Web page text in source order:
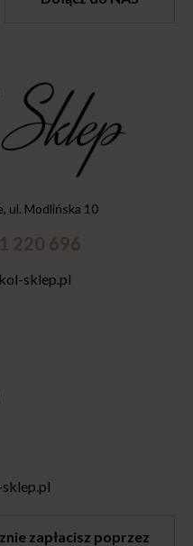
ul. Modlińska 10
220 696
sklep.pl
zapłacisz poprzez